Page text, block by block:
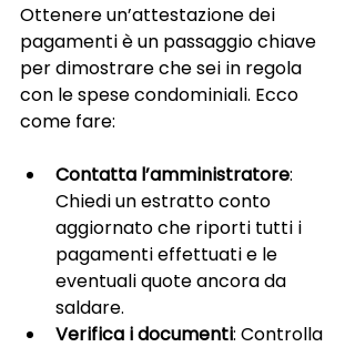
Ottenere un’attestazione dei
pagamenti è un passaggio chiave
per dimostrare che sei in regola
con le spese condominiali. Ecco
come fare:
Contatta l’amministratore:
Chiedi un estratto conto
aggiornato che riporti tutti i
pagamenti effettuati e le
eventuali quote ancora da
saldare.
Verifica i documenti: Controlla